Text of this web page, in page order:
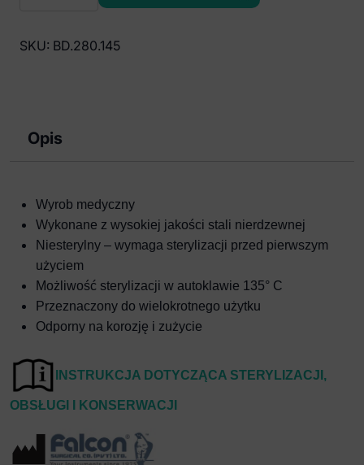
Penseta
145mm
SKU: BD.280.145
Opis
Wyrob medyczny
Wykonane z wysokiej jakości stali nierdzewnej
Niesterylny – wymaga sterylizacji przed pierwszym
użyciem
Możliwość sterylizacji w autoklawie 135° C
Przeznaczony do wielokrotnego użytku
Odporny na korozję i zużycie
NSTRUKCJA DOTYCZĄCA STERYLIZACJI,
OBSŁUGI I KONSERWACJI